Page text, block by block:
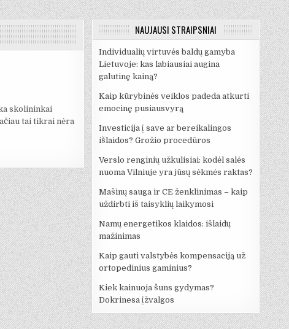
skolininkai
tai tikrai nėra
NAUJAUSI STRAIPSNIAI
Individualių virtuvės baldų gamyba
Lietuvoje: kas labiausiai augina
galutinę kainą?
Kaip kūrybinės veiklos padeda atkurti
emocinę pusiausvyrą
Investicija į save ar bereikalingos
išlaidos? Grožio procedūros
Verslo renginių užkulisiai: kodėl salės
nuoma Vilniuje yra jūsų sėkmės raktas?
Mašinų sauga ir CE ženklinimas – kaip
uždirbti iš taisyklių laikymosi
Namų energetikos klaidos: išlaidų
mažinimas
Kaip gauti valstybės kompensaciją už
ortopedinius gaminius?
Kiek kainuoja šuns gydymas?
Dokrinesa įžvalgos